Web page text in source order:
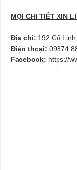
MỌI CHI TIẾT XIN
Địa chỉ: 192 Cổ
Điện thoại:09874
Facebook: https://